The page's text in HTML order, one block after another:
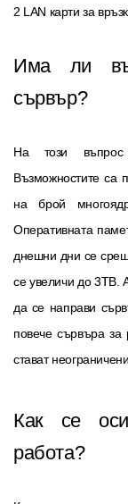
2 LAN карти за
Има ли
сървър?
На този въпрос
Възможностите са
на брой
Оперативната
днешни дни се
се увеличи до 3TB.
да се направи
повече сървъра за
стават неограничени.
Как се
работа?